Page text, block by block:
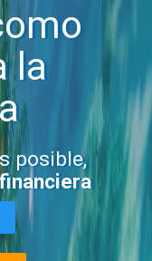
la
posible,